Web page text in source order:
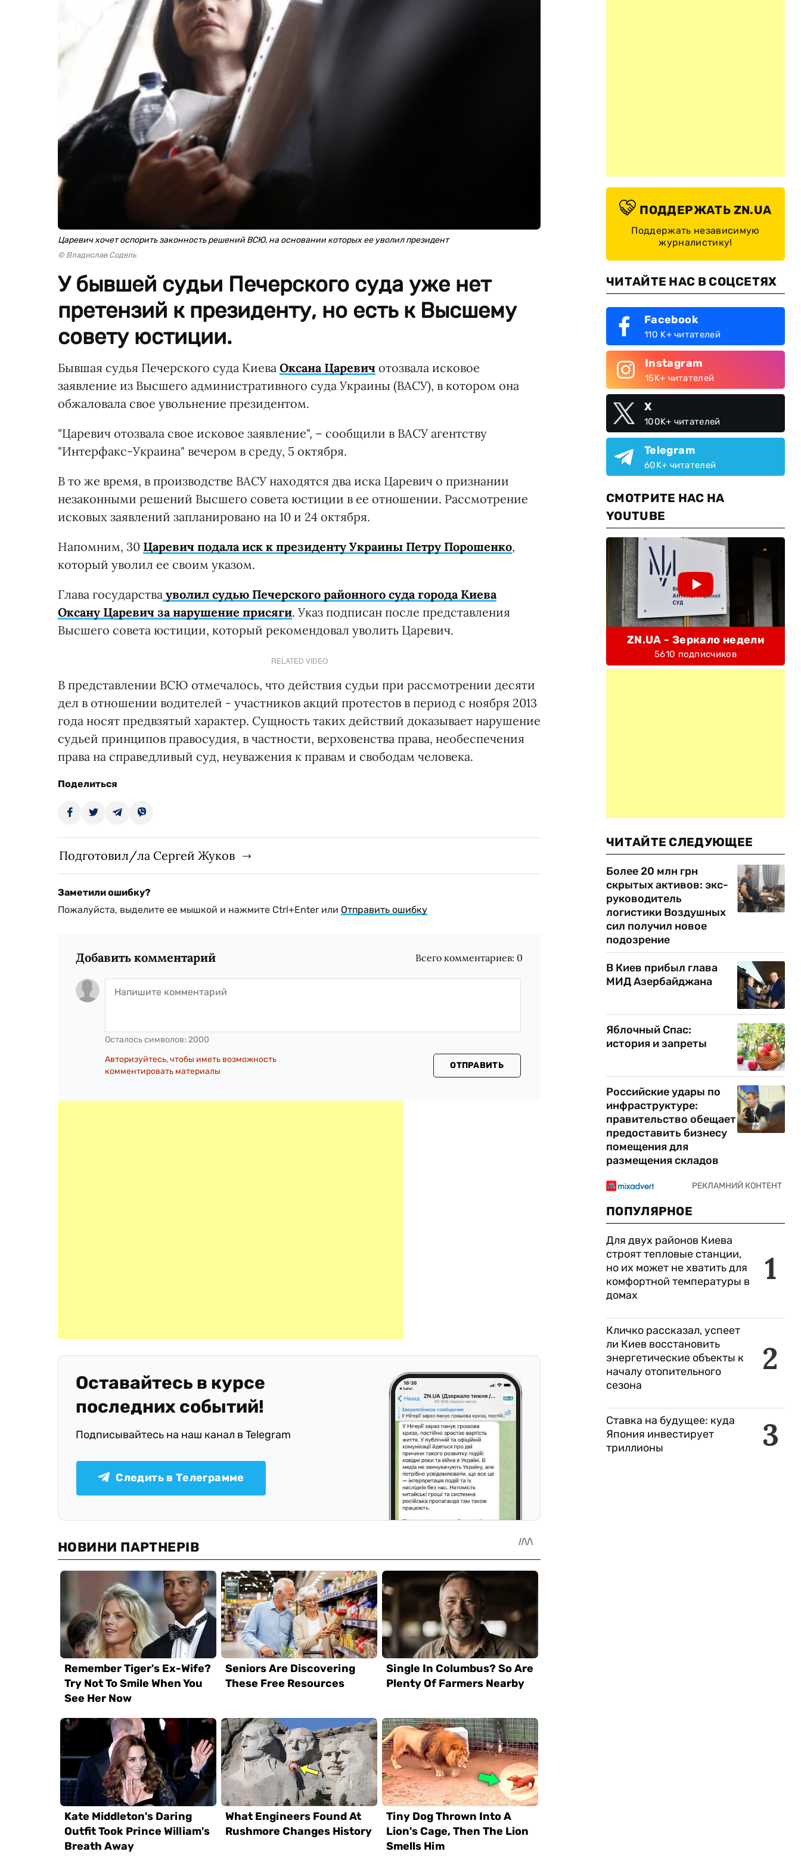
Царевич хочет оспорить законность решений ВСЮ, на основании которых ее уволил президент
© Владислав Содель
У бывшей судьи Печерского суда уже нет
претензий к президенту, но есть к Высшему
совету юстиции.
Бывшая судья Печерского суда Киева Оксана Царевич отозвала исковое
заявление из Высшего административного суда Украины (ВАСУ), в котором она
обжаловала свое увольнение президентом.
"Царевич отозвала свое исковое заявление", – сообщили в ВАСУ агентству
"Интерфакс-Украина" вечером в среду, 5 октября.
В то же время, в производстве ВАСУ находятся два иска Царевич о признании
незаконными решений Высшего совета юстиции в ее отношении. Рассмотрение
исковых заявлений запланировано на 10 и 24 октября.
Напомним, 30 Царевич подала иск к президенту Украины Петру Порошенко,
который уволил ее своим указом.
Глава государства уволил судью Печерского районного суда города Киева
Оксану Царевич за нарушение присяги. Указ подписан после представления
Высшего совета юстиции, который рекомендовал уволить Царевич.
RELATED VIDEO
В представлении ВСЮ отмечалось, что действия судьи при рассмотрении десяти
дел в отношении водителей - участников акций протестов в период с ноября 2013
года носят предвзятый характер. Сущность таких действий доказывает нарушение
судьей принципов правосудия, в частности, верховенства права, необеспечения
права на справедливый суд, неуважения к правам и свободам человека.
Поделиться
Подготовил/ла Сергей Жуков
Заметили ошибку?
Пожалуйста, выделите ее мышкой и нажмите Ctrl+Enter или Отправить ошибку
Добавить комментарий Всего комментариев: 0
Осталось символов: 2000
Авторизуйтесь, чтобы иметь возможность
комментировать материалы
ОТПРАВИТЬ
Оставайтесь в курсе
последних событий!
Подписывайтесь на наш канал в Telegram
Следить в Телеграмме
ПОДДЕРЖАТЬ ZN.UA
Поддержать независимую
журналистику!
ЧИТАЙТЕ НАС В СОЦСЕТЯХ
Facebook
110 K+ читателей
Instagram
15K+ читателей
X
100K+ читателей
Telegram
60K+ читателей
СМОТРИТЕ НАС НА
YOUTUBE
ZN.UA - Зеркало недели
5610 подписчиков
ЧИТАЙТЕ СЛЕДУЮЩЕЕ
Более 20 млн грн
скрытых активов: экс-
руководитель
логистики Воздушных
сил получил новое
подозрение
В Киев прибыл глава
МИД Азербайджана
Яблочный Спас:
история и запреты
Российские удары по
инфраструктуре:
правительство обещает
предоставить бизнесу
помещения для
размещения складов
ПОПУЛЯРНОЕ
1
Для двух районов Киева
строят тепловые станции,
но их может не хватить для
комфортной температуры в
домах
2
Кличко рассказал, успеет
ли Киев восстановить
энергетические объекты к
началу отопительного
сезона
3
Ставка на будущее: куда
Япония инвестирует
триллионы